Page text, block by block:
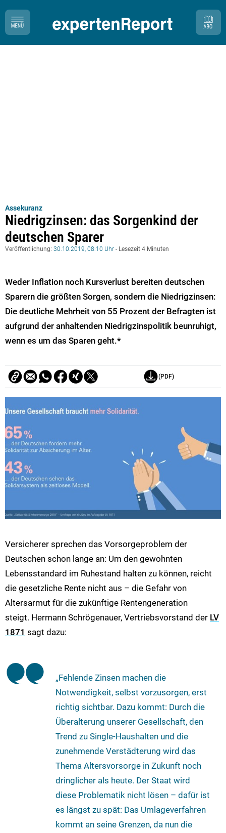
Assekuranz
Niedrigzinsen: das Sorgenkind der
deutschen Sparer
Veröffentlichung: 30.10.2019, 08:10 Uhr - Lesezeit 4 Minuten
Weder Inflation noch Kursverlust bereiten deutschen
Sparern die größten Sorgen, sondern die Niedrigzinsen:
Die deutliche Mehrheit von 55 Prozent der Befragten ist
aufgrund der anhaltenden Niedrigzinspolitik beunruhigt,
wenn es um das Sparen geht.*
(PDF)
Versicherer sprechen das Vorsorgeproblem der
Deutschen schon lange an: Um den gewohnten
Lebensstandard im Ruhestand halten zu können, reicht
die gesetzliche Rente nicht aus – die Gefahr von
Altersarmut für die zukünftige Rentengeneration
steigt. Hermann Schrögenauer, Vertriebsvorstand der LV
1871 sagt dazu:
„Fehlende Zinsen machen die
Notwendigkeit, selbst vorzusorgen, erst
richtig sichtbar. Dazu kommt: Durch die
Überalterung unserer Gesellschaft, den
Trend zu Single-Haushalten und die
zunehmende Verstädterung wird das
Thema Altersvorsorge in Zukunft noch
dringlicher als heute. Der Staat wird
diese Problematik nicht lösen – dafür ist
es längst zu spät: Das Umlageverfahren
kommt an seine Grenzen, da nun die